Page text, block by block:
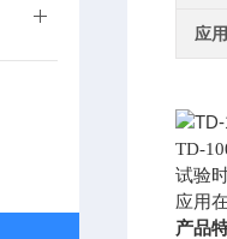
应
TD-
试验
应用
产品